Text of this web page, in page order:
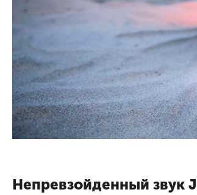
Непревзойденный звук